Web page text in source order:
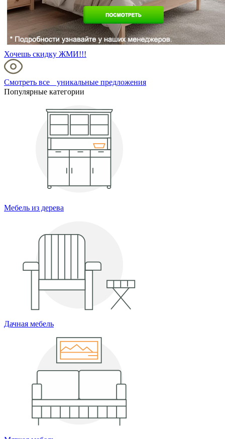
Хочешь скидку ЖМИ!!!
Смотреть все уникальные предложения
Популярные категории
Мебель из дерева
Дачная мебель